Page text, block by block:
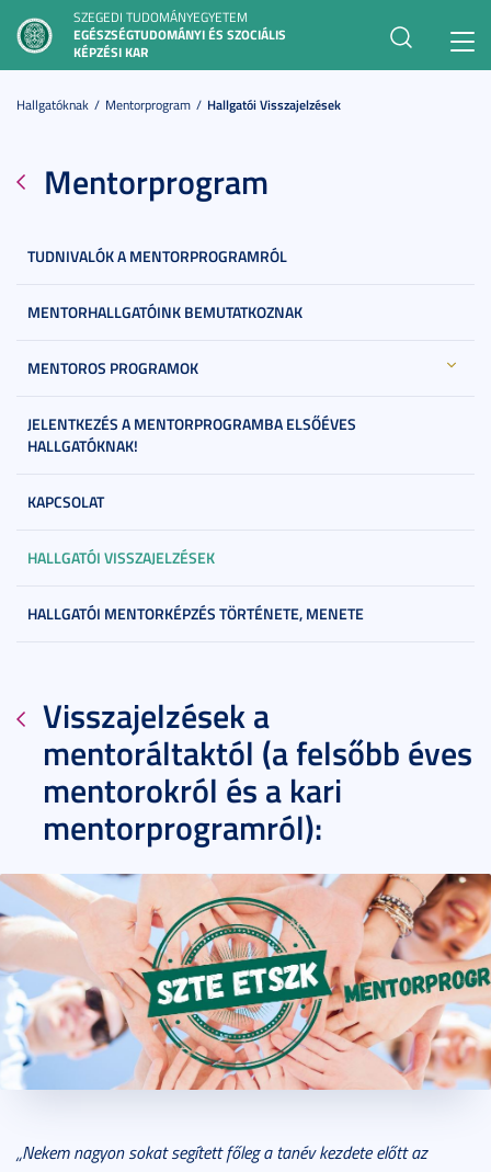
SZEGEDI TUDOMÁNYEGYETEM
EGÉSZSÉGTUDOMÁNYI ÉS SZOCIÁLIS
KÉPZÉSI KAR
Hallgatóknak Mentorprogram Hallgatói Visszajelzések
Mentorprogram
TUDNIVALÓK A MENTORPROGRAMRÓL
MENTORHALLGATÓINK BEMUTATKOZNAK
MENTOROS PROGRAMOK
JELENTKEZÉS A MENTORPROGRAMBA ELSŐÉVES
HALLGATÓKNAK!
KAPCSOLAT
HALLGATÓI VISSZAJELZÉSEK
HALLGATÓI MENTORKÉPZÉS TÖRTÉNETE, MENETE
Visszajelzések a
mentoráltaktól (a felsőbb éves
mentorokról és a kari
mentorprogramról):
„Nekem nagyon sokat segített főleg a tanév kezdete előtt az